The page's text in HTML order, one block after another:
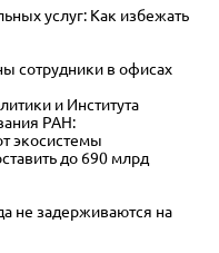
услуг: Как избежать
сотрудники в офисах
и Института
РАН:
экосистемы
до 690 млрд
не задерживаются на